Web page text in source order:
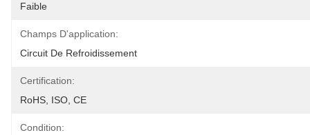
Faible
Champs D'application:
Circuit De Refroidissement
Certification:
RoHS, ISO, CE
Condition: